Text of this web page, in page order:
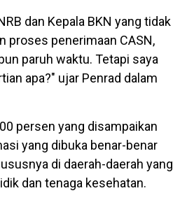
dan Kepala BKN yang tidak
proses penerimaan CASN,
paruh waktu. Tetapi saya
apa?" ujar Penrad dalam
persen yang disampaikan
yang dibuka benar-benar
di daerah-daerah yang
dan tenaga kesehatan.